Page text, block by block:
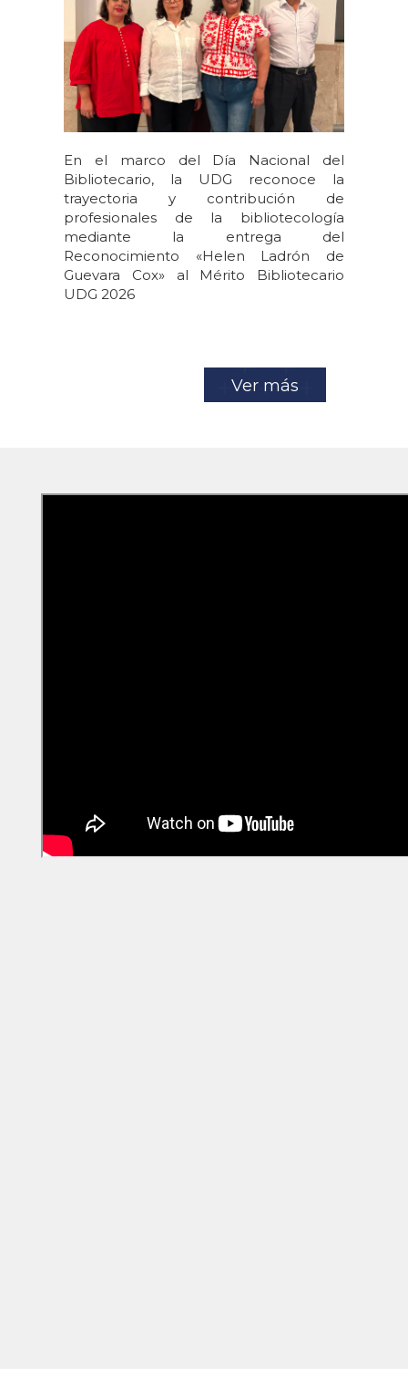
En el marco del Día Nacional del
Bibliotecario, la UDG reconoce la
trayectoria y contribución de
profesionales de la bibliotecología
mediante la entrega del
Reconocimiento «Helen Ladrón de
Guevara Cox» al Mérito Bibliotecario
UDG 2026
Ver más